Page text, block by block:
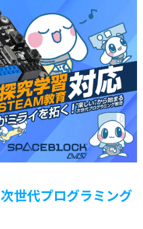
世代プログラミング